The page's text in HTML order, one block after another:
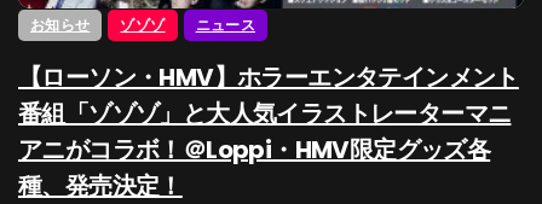
お知らせ ゾゾゾ ニュース
【ローソン・HMV】ホラーエンタテインメント
番組「ゾゾゾ」と大人気イラストレーターマニ
アニがコラボ！＠Loppi・HMV限定グッズ各
種、発売決定！